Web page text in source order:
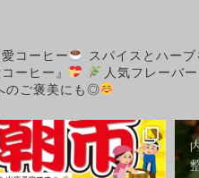
コーヒー
スパイスとハー
ーヒー』
人気フレーバー
のご褒美にも◎